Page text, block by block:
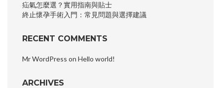
疝氣怎麼選？實用指南與貼士
終止懷孕手術入門：常見問題與選擇建議
RECENT COMMENTS
Mr WordPress on Hello world!
ARCHIVES